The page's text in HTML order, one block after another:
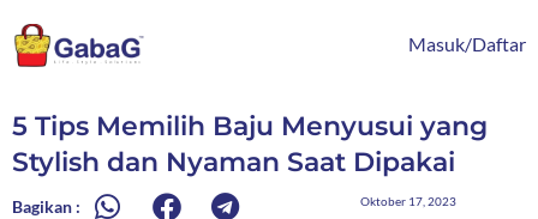
ke
konten
Masuk/Daftar
5 Tips Memilih Baju Menyusui yang
Stylish dan Nyaman Saat Dipakai
Bagikan : Oktober 17, 2023